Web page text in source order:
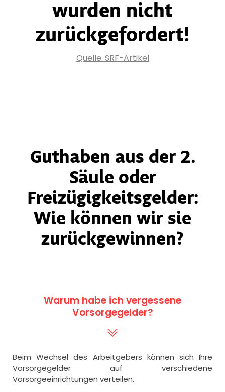
wurden nicht
zurückgefordert!
Quelle: SRF-Artikel
Guthaben aus der 2.
Säule oder
Freizügigkeitsgelder:
Wie können wir sie
zurückgewinnen?
Warum habe ich vergessene
Vorsorgegelder?
Beim Wechsel des Arbeitgebers können sich Ihre
Vorsorgegelder auf verschiedene
Vorsorgeeinrichtungen verteilen.